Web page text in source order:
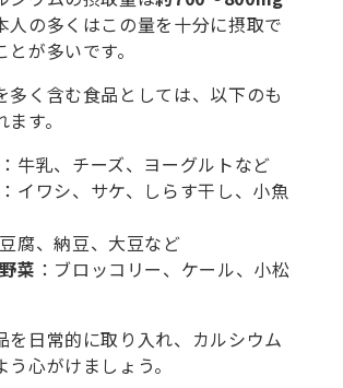
人の多くはこの量を十分に摂取で
が多いです。
多く含む食品としては、以下のも
す。
：牛乳、チーズ、ヨーグルトなど
：イワシ、サケ、しらす干し、小魚
豆腐、納豆、大豆など
菜 ：ブロッコリー、ケール、小松
を日常的に取り入れ、カルシウム
心がけましょう。